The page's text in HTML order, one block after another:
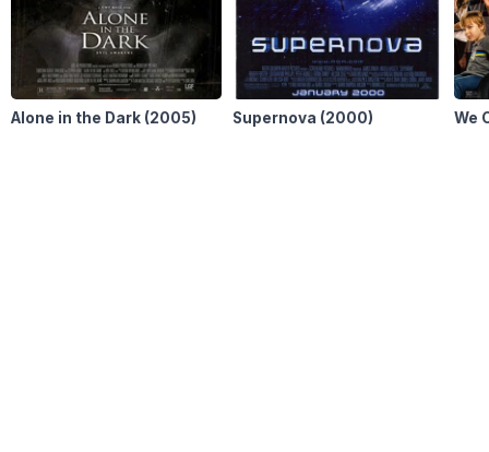
Alone in the Dark (2005) Supernova (2000) We